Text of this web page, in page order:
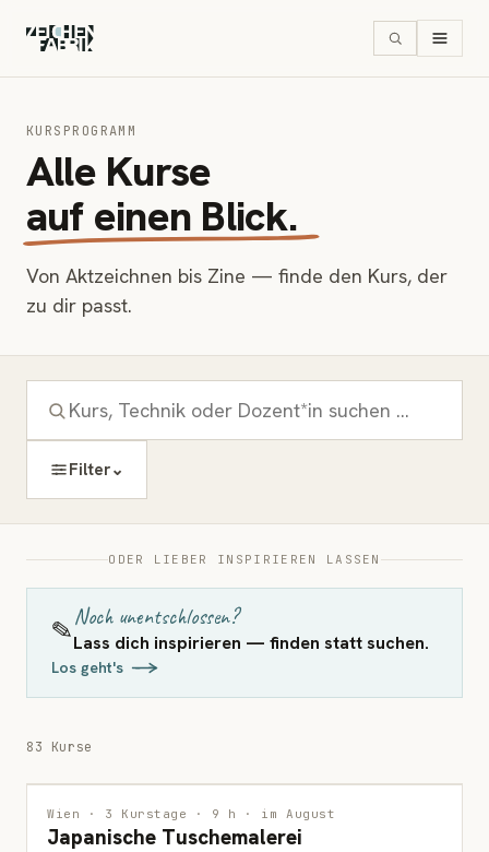
KURSPROGRAMM
Alle Kurse
auf einen Blick.
Von Aktzeichnen bis Zine — finde den Kurs, der
zu dir passt.
Filter⌄
ODER LIEBER INSPIRIEREN LASSEN
✎Noch unentschlossen?
Lass dich inspirieren — finden statt suchen.
Los geht's
83 Kurse
MALEREI
ERWACHSENE
Wien · 3 Kurstage · 9 h · im August
Japanische Tuschemalerei